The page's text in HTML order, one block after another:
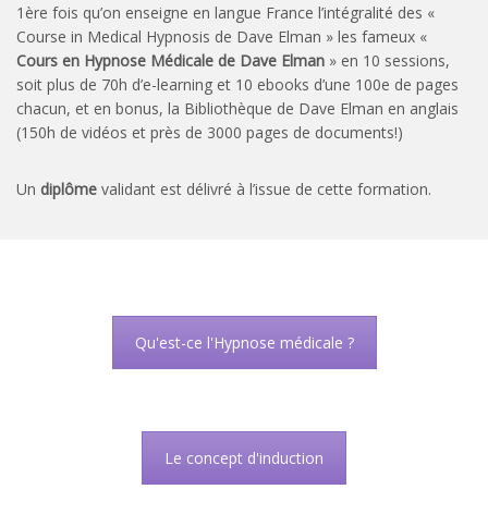
1ère fois qu’on enseigne en langue France l’intégralité des «
Course in Medical Hypnosis de Dave Elman » les fameux «
Cours en Hypnose Médicale de Dave Elman » en 10 sessions,
soit plus de 70h d’e-learning et 10 ebooks d’une 100e de pages
chacun, et en bonus, la Bibliothèque de Dave Elman en anglais
(150h de vidéos et près de 3000 pages de documents!)
Un diplôme validant est délivré à l’issue de cette formation.
Qu'est-ce l'Hypnose médicale ?
Le concept d'induction